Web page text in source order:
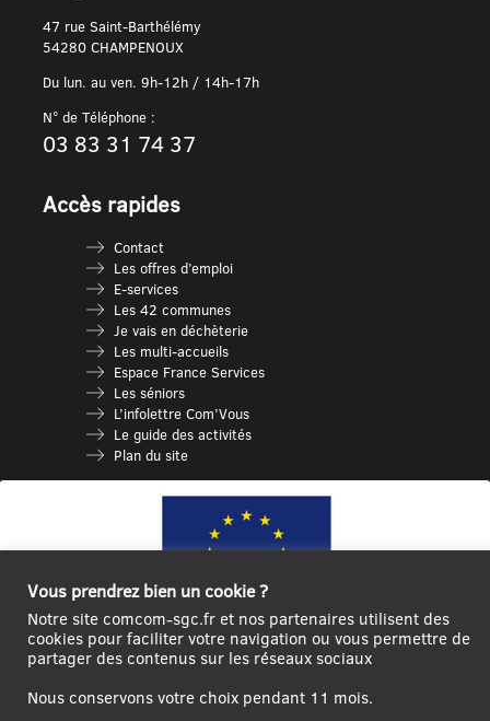
47 rue Saint-Barthélémy
54280 CHAMPENOUX
Du lun. au ven. 9h-12h / 14h-17h
N° de Téléphone :
03 83 31 74 37
Accès rapides
Contact
Les offres d’emploi
E-services
Les 42 communes
Je vais en déchèterie
Les multi-accueils
Espace France Services
Les séniors
L’infolettre Com’Vous
Le guide des activités
Plan du site
Ce site internet a été cofinancé par l’Union européenne avec le Fonds
Européen de Développement Régional à hauteur de 12 572€
Vous prendrez bien un cookie ?
Notre site comcom-sgc.fr et nos partenaires utilisent des
cookies pour faciliter votre navigation ou vous permettre de
partager des contenus sur les réseaux sociaux
Nous conservons votre choix pendant 11 mois.